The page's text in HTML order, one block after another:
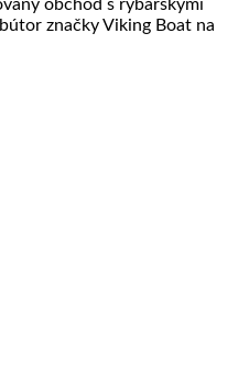
obchod s rybárskymi
značky Viking Boat na